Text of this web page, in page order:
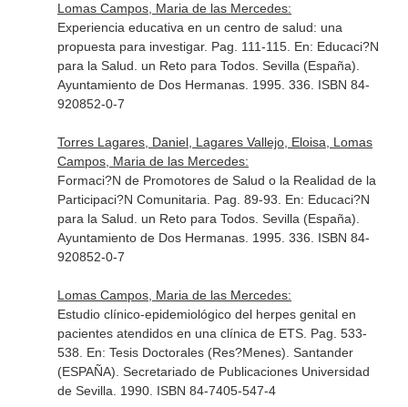
Lomas Campos, Maria de las Mercedes:
Experiencia educativa en un centro de salud: una
propuesta para investigar. Pag. 111-115. En: Educaci?N
para la Salud. un Reto para Todos. Sevilla (España).
Ayuntamiento de Dos Hermanas. 1995. 336. ISBN 84-
920852-0-7
Torres Lagares, Daniel, Lagares Vallejo, Eloisa, Lomas
Campos, Maria de las Mercedes:
Formaci?N de Promotores de Salud o la Realidad de la
Participaci?N Comunitaria. Pag. 89-93. En: Educaci?N
para la Salud. un Reto para Todos. Sevilla (España).
Ayuntamiento de Dos Hermanas. 1995. 336. ISBN 84-
920852-0-7
Lomas Campos, Maria de las Mercedes:
Estudio clínico-epidemiológico del herpes genital en
pacientes atendidos en una clínica de ETS. Pag. 533-
538. En: Tesis Doctorales (Res?Menes) . Santander
(ESPAÑA). Secretariado de Publicaciones Universidad
de Sevilla. 1990. ISBN 84-7405-547-4